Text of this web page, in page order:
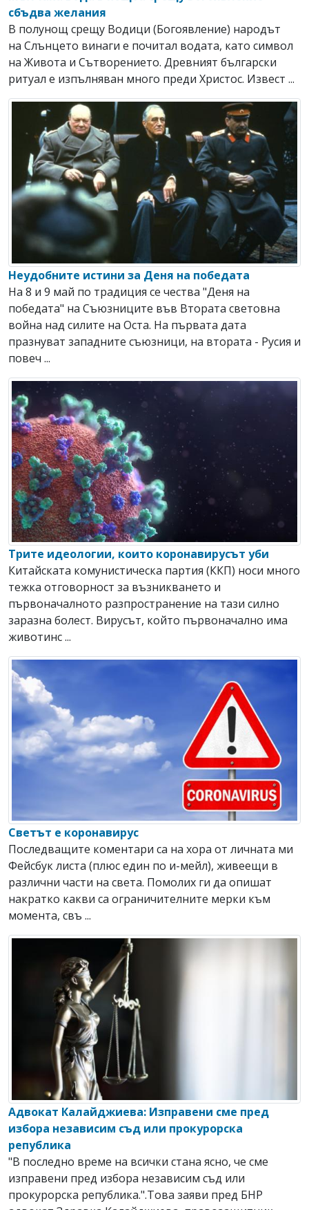
сбъдва желания
В полунощ срещу Водици (Богоявление) народът
на Слънцето винаги е почитал водата, като символ
на Живота и Сътворението. Древният български
ритуал е изпълняван много преди Христос. Извест ...
Неудобните истини за Деня на победата
На 8 и 9 май по традиция се чества "Деня на
победата" на Съюзниците във Втората световна
война над силите на Оста. На първата дата
празнуват западните съюзници, на втората - Русия и
повеч ...
Трите идеологии, които коронавирусът уби
Китайската комунистическа партия (ККП) носи много
тежка отговорност за възникването и
първоначалното разпространение на тази силно
заразна болест. Вирусът, който първоначално има
животинс ...
Светът е коронавирус
Последващите коментари са на хора от личната ми
Фейсбук листа (плюс един по и-мейл), живеещи в
различни части на света. Помолих ги да опишат
накратко какви са ограничителните мерки към
момента, свъ ...
Адвокат Калайджиева: Изправени сме пред
избора независим съд или прокурорска
република
"В последно време на всички стана ясно, че сме
изправени пред избора независим съд или
прокурорска република.".Това заяви пред БНР